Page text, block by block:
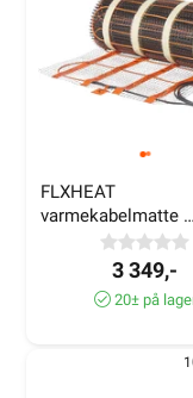
FLXHEAT
varmekabelmatte
100W/m² 4,9m²
3 349,-
20± på